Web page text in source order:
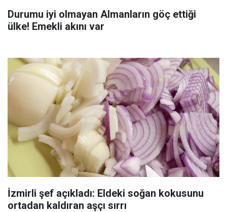
Durumu iyi olmayan Almanların göç ettiği
ülke! Emekli akını var
İzmirli şef açıkladı: Eldeki soğan kokusunu
ortadan kaldıran aşçı sırrı